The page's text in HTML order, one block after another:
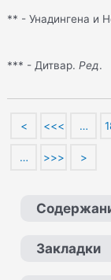
** - Унадингена и
*** - Дитвар.Ред.
< <<< …
… >>> >
Закладки